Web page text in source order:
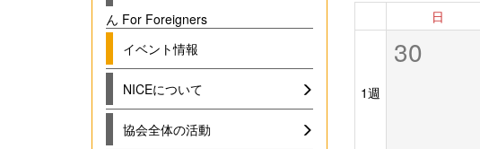
日
1週
30
ん For Foreigners
イベント情報
NICEについて
協会全体の活動